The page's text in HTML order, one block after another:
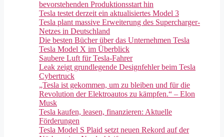
bevorstehenden Produktionsstart hin
Tesla testet derzeit ein aktualisiertes Model 3
Tesla plant massive Erweiterung des Supercharger-
Netzes in Deutschland
Die besten Bücher über das Unternehmen Tesla
Tesla Model X im Überblick
Saubere Luft für Tesla-Fahrer
Leak zeigt grundlegende Designfehler beim Tesla
Cybertruck
„Tesla ist gekommen, um zu bleiben und für die
Revolution der Elektroautos zu kämpfen.“ – Elon
Musk
Tesla kaufen, leasen, finanzieren: Aktuelle
Förderungen
Tesla Model S Plaid setzt neuen Rekord auf der